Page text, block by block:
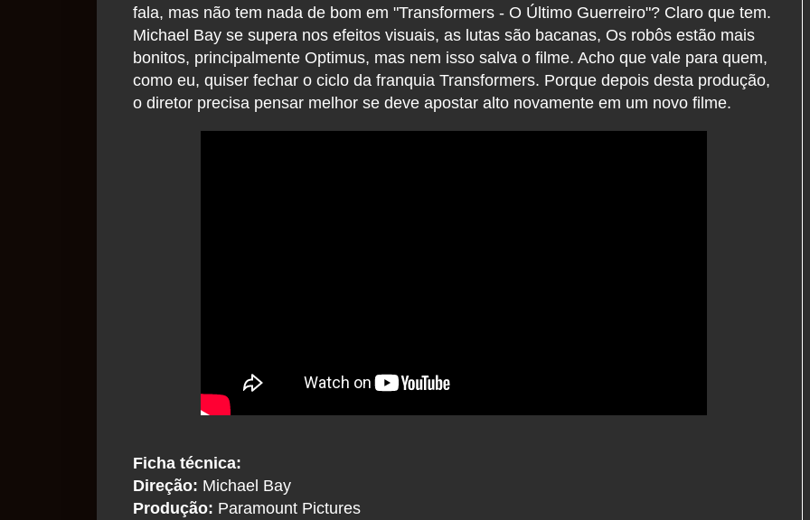
fala, mas não tem nada de bom em "Transformers - O Último Guerreiro"? Claro que tem.
Michael Bay se supera nos efeitos visuais, as lutas são bacanas, Os robôs estão mais
bonitos, principalmente Optimus, mas nem isso salva o filme. Acho que vale para quem,
como eu, quiser fechar o ciclo da franquia Transformers. Porque depois desta produção,
o diretor precisa pensar melhor se deve apostar alto novamente em um novo filme.
Ficha técnica:
Direção: Michael Bay
Produção: Paramount Pictures